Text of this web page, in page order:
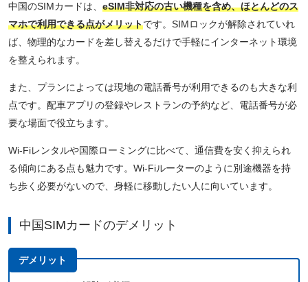
中国のSIMカードは、 eSIM非対応の古い機種を含め、ほとんどのス
マホで利用できる点がメリットです。SIMロックが解除されていれ
ば、物理的なカードを差し替えるだけで手軽にインターネット環境
を整えられます。
また、プランによっては現地の電話番号が利用できるのも大きな利
点です。配車アプリの登録やレストランの予約など、電話番号が必
要な場面で役立ちます。
Wi-Fiレンタルや国際ローミングに比べて、通信費を安く抑えられ
る傾向にある点も魅力です。Wi-Fiルーターのように別途機器を持
ち歩く必要がないので、身軽に移動したい人に向いています。
中国SIMカードのデメリット
デメリット